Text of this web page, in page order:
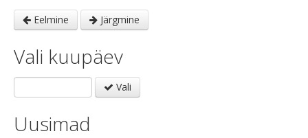
Eelmine Järgmine
Vali kuupäev
Vali
Uusimad